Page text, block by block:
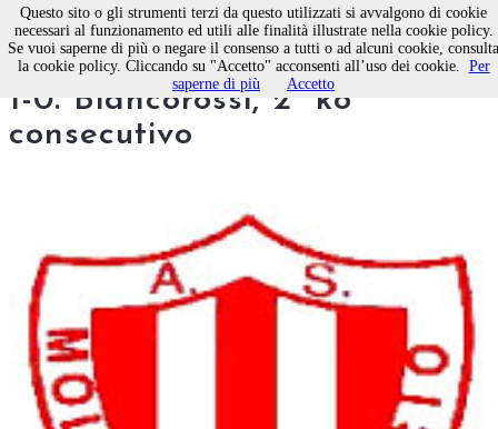
CALCIO. Maglie - Molfetta
1-0. Biancorossi, 2° ko
consecutivo
Questo sito o gli strumenti terzi da questo utilizzati si avvalgono di cookie
necessari al funzionamento ed utili alle finalità illustrate nella cookie policy.
Se vuoi saperne di più o negare il consenso a tutti o ad alcuni cookie, consulta
la cookie policy. Cliccando su "Accetto" acconsenti all’uso dei cookie. Per
saperne di più
Accetto